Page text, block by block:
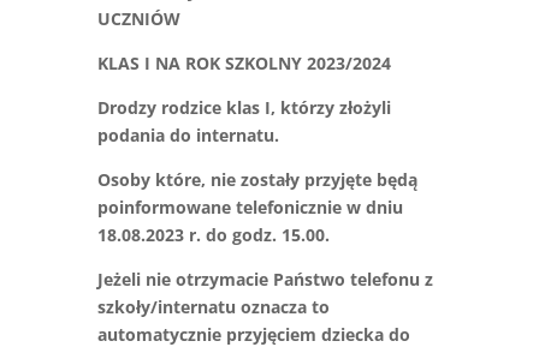
UCZNIÓW
KLAS I NA ROK SZKOLNY 2023/2024
Drodzy rodzice klas I, którzy złożyli
podania do internatu.
Osoby które, nie zostały przyjęte będą
poinformowane telefonicznie w dniu
18.08.2023 r. do godz. 15.00.
Jeżeli nie otrzymacie Państwo telefonu z
szkoły/internatu oznacza to
automatycznie przyjęciem dziecka do